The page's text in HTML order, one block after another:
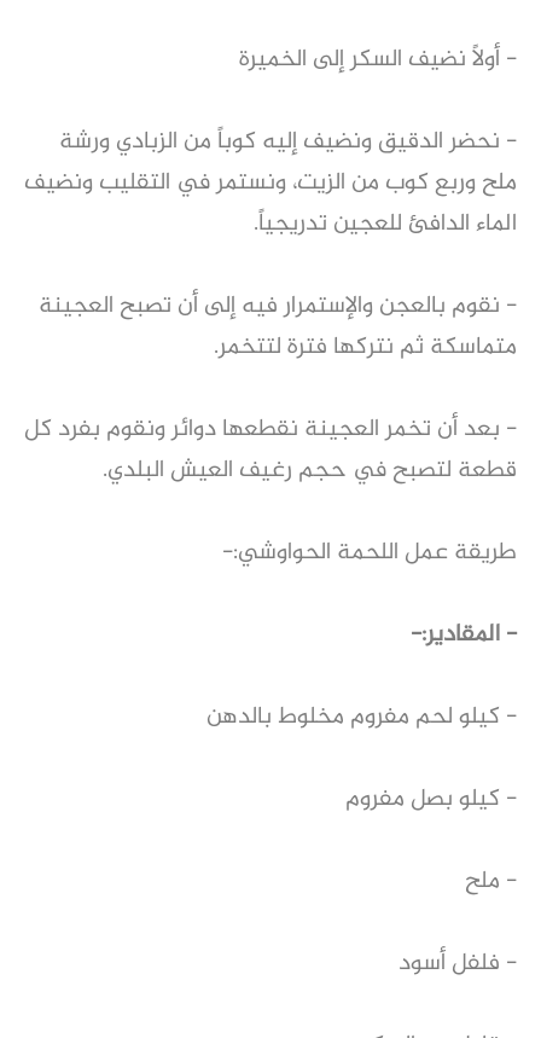
- أولاً نضيف السكر إلى الخميرة
- نحضر الدقيق ونضيف إليه كوباً من الزبادي ورشة
ملح وربع كوب من الزيت، ونستمر في التقليب ونضيف
الماء الدافئ للعجين تدريجياً.
- نقوم بالعجن والإستمرار فيه إلى أن تصبح العجينة
متماسكة ثم نتركها فترة لتتخمر.
- بعد أن تخمر العجينة نقطعها دوائر ونقوم بفرد كل
قطعة لتصبح في حجم رغيف العيش البلدي.
طريقة عمل اللحمة الحواوشي:-
- المقادير:-
- كيلو لحم مفروم مخلوط بالدهن
- كيلو بصل مفروم
- ملح
- فلفل أسود